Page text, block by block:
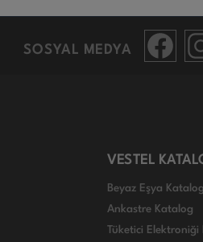
SOSYAL MEDYA
VESTEL
Beyaz Eşya Katalog
Ankastre Katalog
Tüketici Elektroniği